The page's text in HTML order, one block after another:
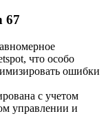
67
что особо
ошибки
с учетом
управлении и